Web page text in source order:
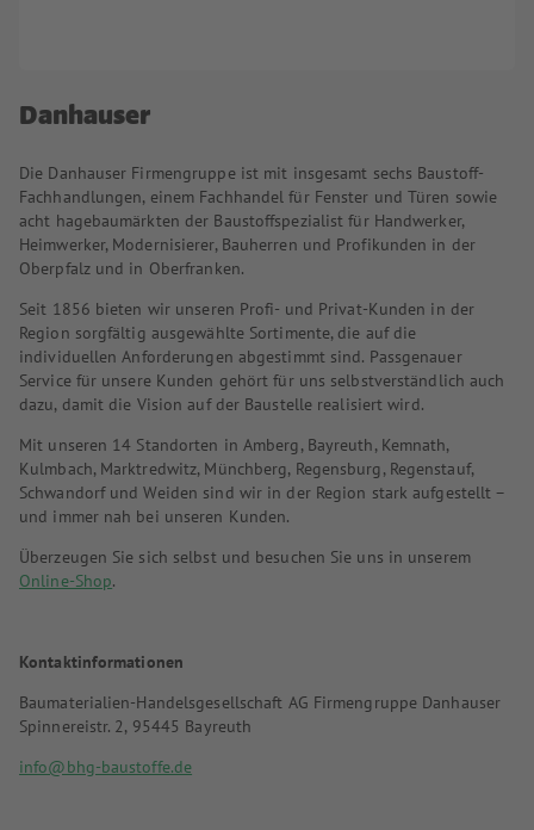
Danhauser
Die Danhauser Firmengruppe ist mit insgesamt sechs Baustoff-
Fachhandlungen, einem Fachhandel für Fenster und Türen sowie
acht hagebaumärkten der Baustoffspezialist für Handwerker,
Heimwerker, Modernisierer, Bauherren und Profikunden in der
Oberpfalz und in Oberfranken.
Seit 1856 bieten wir unseren Profi- und Privat-Kunden in der
Region sorgfältig ausgewählte Sortimente, die auf die
individuellen Anforderungen abgestimmt sind. Passgenauer
Service für unsere Kunden gehört für uns selbstverständlich auch
dazu, damit die Vision auf der Baustelle realisiert wird.
Mit unseren 14 Standorten in Amberg, Bayreuth, Kemnath,
Kulmbach, Marktredwitz, Münchberg, Regensburg, Regenstauf,
Schwandorf und Weiden sind wir in der Region stark aufgestellt –
und immer nah bei unseren Kunden.
Überzeugen Sie sich selbst und besuchen Sie uns in unserem
Online-Shop.
Kontaktinformationen
Baumaterialien-Handelsgesellschaft AG Firmengruppe Danhauser
Spinnereistr. 2, 95445 Bayreuth
info@bhg-baustoffe.de